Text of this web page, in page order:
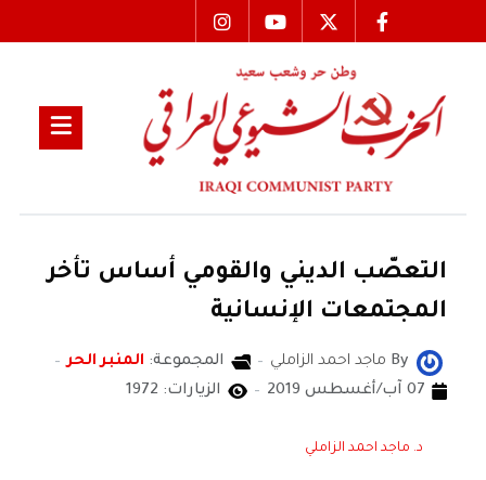
التعصّب الديني والقومي أساس تأخر
المجتمعات الإنسانية
By ماجد احمد الزاملي المجموعة: المنبر الحر
07 آب/أغسطس 2019
الزيارات: 1972
د. ماجد احمد الزاملي